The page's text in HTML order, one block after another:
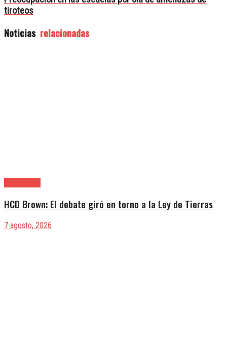
tiroteos
Noticias relacionadas
HCD Brown: El debate giró en torno a la Ley de Tierras
7 agosto, 2026